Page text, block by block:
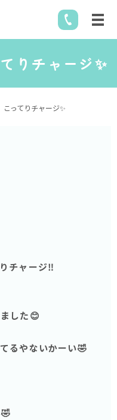
りチャージ✨
こってりチャージ✨
チャージ‼️
した😊
るやないかーい🤣